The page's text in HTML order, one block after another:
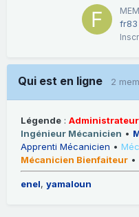
fr83
Qui est en ligne 2
Légende :
Ingénieur Mécanicien •
Apprenti Mécanicien •
Mécanicien Bienfaiteur •
enel yamaloun